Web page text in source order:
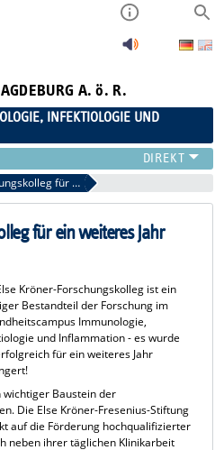
A. ö. R.
INFEKTIOLOGIE UND
Else Kröner-Forschungskolleg für ein weiteres Jahr verlängert
für ein weiteres Jahr
Kröner-Forschungskollegist ein
Bestandteil der Forschung im
Immunologie,
und Inflammation - es wurde
für ein weiteres Jahr
wichtiger Baustein der
Die Else Kröner-Fresenius-Stiftung
auf die Förderung hochqualifizierter
neben ihrer täglichen Klinikarbeit